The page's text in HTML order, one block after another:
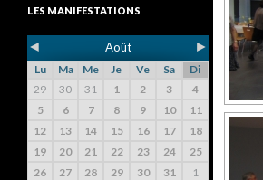
LES MANIFESTATIONS
◄ Août ►
Lu Ma Me Je Ve Sa
Di
29
30 31 1 2 3
4
5
6 7 8 9 10
11
12
13 14 15 16 17
18
19
20 21 22 23 24
25
26
27 28 29 30 31 1